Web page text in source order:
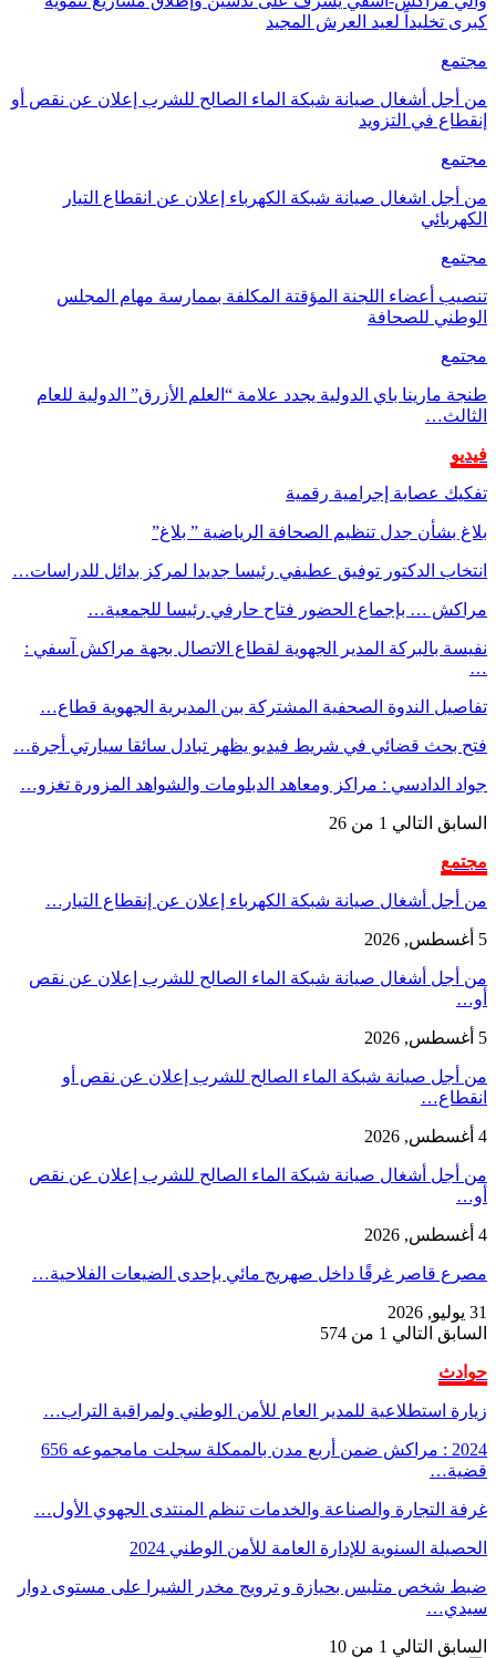
كبرى تخليداً لعيد العرش المجيد
مجتمع
من أجل أشغال صيانة شبكة الماء الصالح للشرب إعلان عن نقص أو
إنقطاع في التزويد
مجتمع
من أجل اشغال صيانة شبكة الكهرباء إعلان عن انقطاع التيار
الكهربائي
مجتمع
تنصيب أعضاء اللجنة المؤقتة المكلفة بممارسة مهام المجلس
الوطني للصحافة
مجتمع
طنجة مارينا باي الدولية يجدد علامة “العلم الأزرق” الدولية للعام
الثالث…
فيديو
تفكيك عصابة إجرامية رقمية
بلاغ بشأن جدل تنظيم الصحافة الرياضية ” بلاغ”
انتخاب الدكتور توفيق عطيفي رئيسا جديدا لمركز بدائل للدراسات…
مراكش … بإجماع الحضور فتاح حارفي رئيسا للجمعية…
نفيسة بالبركة المدير الجهوية لقطاع الاتصال بجهة مراكش آسفي :
…
تفاصيل الندوة الصحفية المشتركة بين المديرية الجهوية قطاع…
فتح بحث قضائي في شريط فيديو يظهر تبادل سائقا سيارتي أجرة…
جواد الدادسي : مراكز ومعاهد الدبلومات والشواهد المزورة تغزو…
السابق التالي 1 من 26
مجتمع
من أجل أشغال صيانة شبكة الكهرباء إعلان عن إنقطاع التيار…
5 أغسطس, 2026
من أجل أشغال صيانة شبكة الماء الصالح للشرب إعلان عن نقص
أو…
5 أغسطس, 2026
من أجل صيانة شبكة الماء الصالح للشرب إعلان عن نقص أو
انقطاع…
4 أغسطس, 2026
من أجل أشغال صيانة شبكة الماء الصالح للشرب إعلان عن نقص
أو…
4 أغسطس, 2026
مصرع قاصر غرقًا داخل صهريج مائي بإحدى الضيعات الفلاحية…
31 يوليو, 2026
السابق التالي 1 من 574
حوادث
زيارة استطلاعية للمدير العام للأمن الوطني ولمراقبة التراب…
2024 : مراكش ضمن أربع مدن بالممكلة سجلت مامجموعه 656
قضية…
غرفة التجارة والصناعة والخدمات تنظم المنتدى الجهوي الأول…
الحصيلة السنوية للإدارة العامة للأمن الوطني 2024
ضبط شخص متلبس بحيازة و ترويج مخدر الشيرا على مستوى دوار
سيدي…
السابق التالي 1 من 10